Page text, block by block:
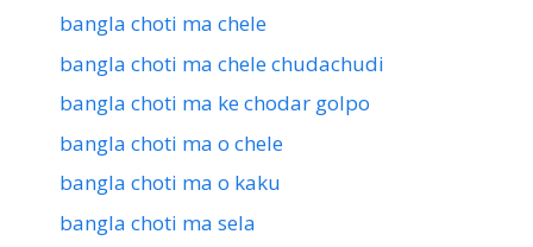
bangla choti ma chele
bangla choti ma chele chudachudi
bangla choti ma ke chodar golpo
bangla choti ma o chele
bangla choti ma o kaku
bangla choti ma sela